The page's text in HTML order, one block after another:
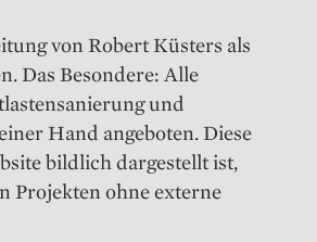
von Robert Küsters als
Das Besondere: Alle
und
Hand angeboten. Diese
bildlich dargestellt ist,
Projekten ohne externe